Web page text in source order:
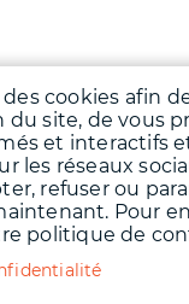
cookies afin
site, de vous
et interactifs
les réseaux
refuser ou
Pour
politique de